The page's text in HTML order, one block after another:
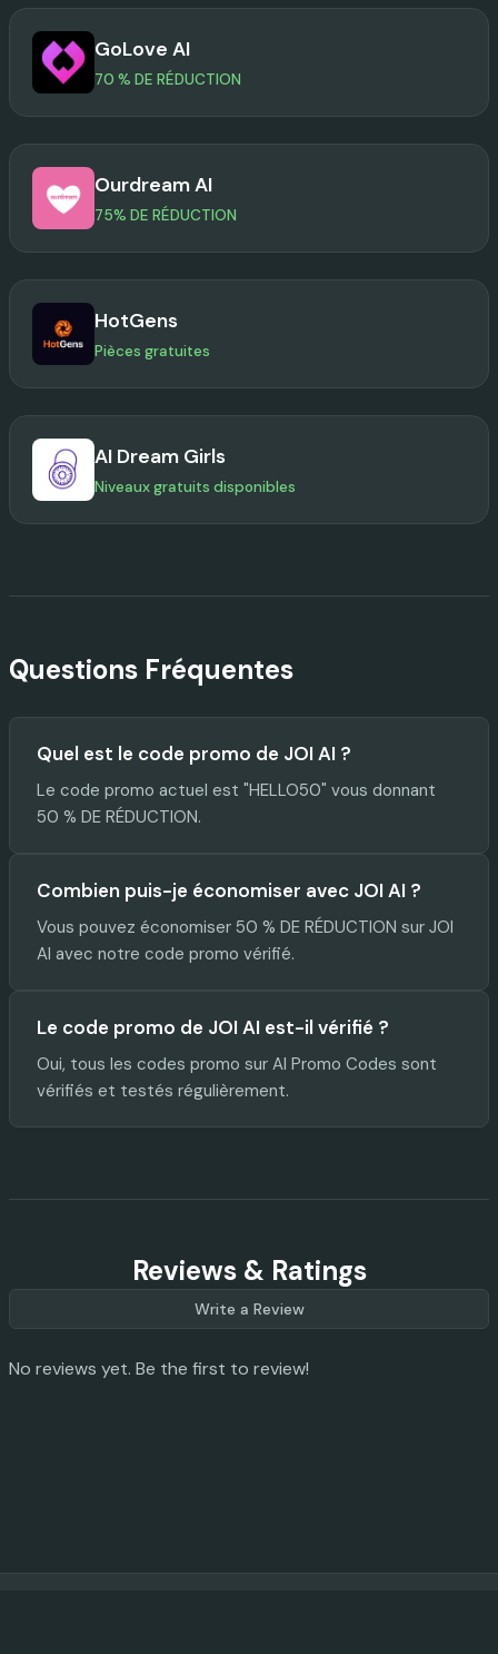
GoLove AI
70 % DE RÉDUCTION
Ourdream AI
75% DE RÉDUCTION
HotGens
Pièces gratuites
AI Dream Girls
Niveaux gratuits disponibles
Questions Fréquentes
Quel est le code promo de JOI AI ?
Le code promo actuel est "HELLO50" vous donnant
50 % DE RÉDUCTION.
Combien puis-je économiser avec JOI AI ?
Vous pouvez économiser 50 % DE RÉDUCTION sur JOI
AI avec notre code promo vérifié.
Le code promo de JOI AI est-il vérifié ?
Oui, tous les codes promo sur AI Promo Codes sont
vérifiés et testés régulièrement.
Reviews & Ratings
Write a Review
No reviews yet. Be the first to review!